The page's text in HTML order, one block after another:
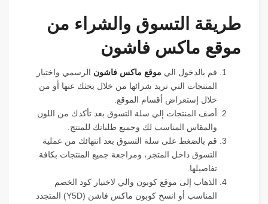
طريقة التسوق والشراء من
موقع ماكس فاشون
قم بالدخول الي موقع ماكس فاشونالرسمي واختيار
المنتجات التي تريد شرائها من خلال بحثك عنها أو من
خلال إستعراض أقسام الموقع.
أضف المنتجات إلي سلة التسوق بعد تأكدك من اللون
والمقاس المناسب لك وجميع طلباتك للمنتج.
قم بالضغط على سلة التسوق بعد انتهائك من عملية
التسوق داخل المتجر، ومراجعة جميع المنتجات بكافة
تفاصيلها.
الذهاب إلى موقع كوبون والي لاختيار كود الخصم
المناسب أو انسخ كوبون ماكس فاشن ( Y5D) المتجدد